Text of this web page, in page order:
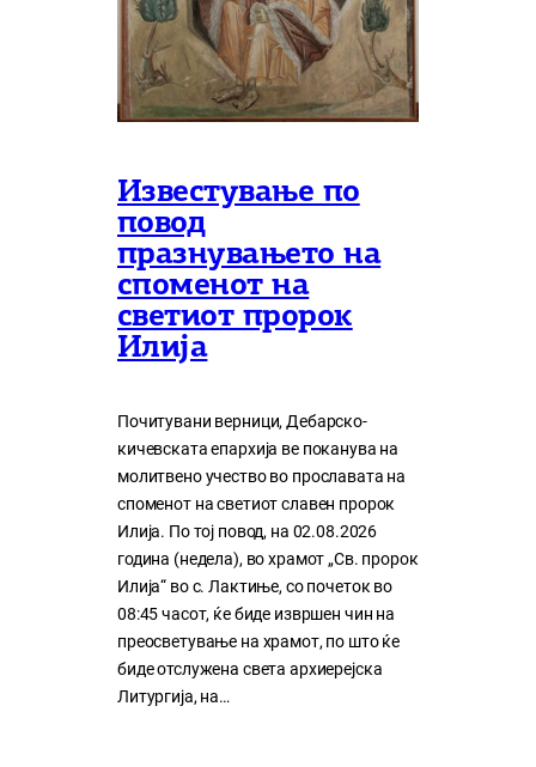
Известување по
повод
празнувањето на
споменот на
светиот пророк
Илија
Почитувани верници, Дебарско-
кичевската епархија ве поканува на
молитвено учество во прославата на
споменот на светиот славен пророк
Илија. По тој повод, на 02.08.2026
година (недела), во храмот „Св. пророк
Илија“ во с. Лактиње, со почеток во
08:45 часот, ќе биде извршен чин на
преосветување на храмот, по што ќе
биде отслужена света архиерејска
Литургија, на…